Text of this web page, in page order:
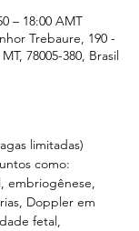
– 18:00 AMT
Trebaure, 190 -
78005-380, Brasil
limitadas)
como:
embriogênese,
Doppler em
fetal,